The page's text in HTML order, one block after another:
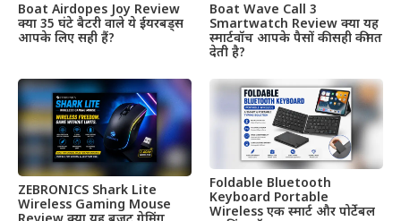
Boat Airdopes Joy Review
क्या 35 घंटे बैटरी वाले ये ईयरबड्स
आपके लिए सही हैं?
Boat Wave Call 3
Smartwatch Review क्या यह
स्मार्टवॉच आपके पैसों की सही कीमत
देती है?
ZEBRONICS Shark Lite
Wireless Gaming Mouse
Foldable Bluetooth
Keyboard Portable
Wireless एक स्मार्ट और पोर्टेबल